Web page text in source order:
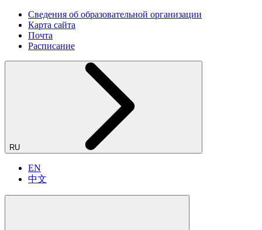
Сведения об образовательной организации
Карта сайта
Почта
Расписание
RU
EN
中文